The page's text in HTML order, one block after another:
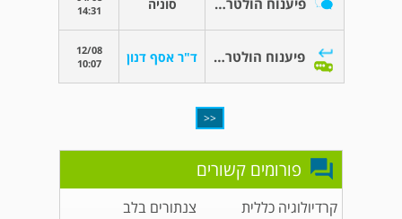
פיענוח הולטר לב סוניה
14:31
פיענוח הולטר לב ד"ר אסף דנון
12/08
10:07
<<
פורומים קשורים
קרדיולוגיה כללית
צנתורים בלב